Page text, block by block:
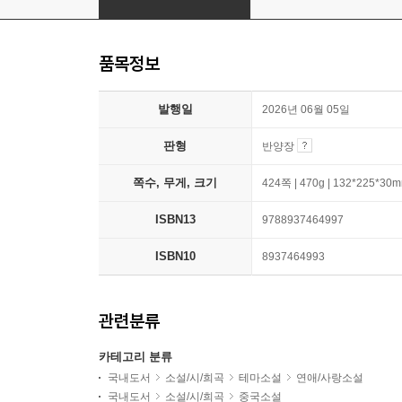
품목정보
발행일 2026년 06월 05일
판형 반양장
쪽수, 무게, 크기 424쪽 | 470g |
ISBN13 9788937464997
ISBN10 8937464993
관련분류
카테고리 분류
국내도서 소설/시/희곡 테마소설
연애/사랑소설
국내도서
소설/시/희곡 중국소설